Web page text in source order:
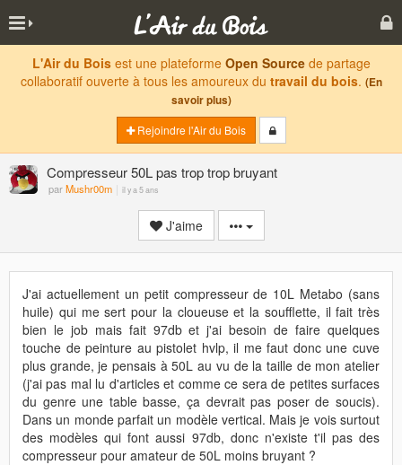
L'Air du Boisest une plateforme Open Sourcede partage
collaboratif ouverte à tous les amoureux du travail du bois. (En
savoir plus)
Rejoindre l'Air du Bois
Compresseur 50L pas trop trop bruyant
parMushr00m il y a 5 ans
J'aime
J'ai actuellement un petit compresseur de 10L Metabo (sans
huile) qui me sert pour la cloueuse et la soufflette, il fait très
bien le job mais fait 97db et j'ai besoin de faire quelques
touche de peinture au pistolet hvlp, il me faut donc une cuve
plus grande, je pensais à 50L au vu de la taille de mon atelier
(j'ai pas mal lu d'articles et comme ce sera de petites surfaces
du genre une table basse, ça devrait pas poser de soucis).
Dans un monde parfait un modèle vertical. Mais je vois surtout
des modèles qui font aussi 97db, donc n'existe t'il pas des
compresseur pour amateur de 50L moins bruyant ?